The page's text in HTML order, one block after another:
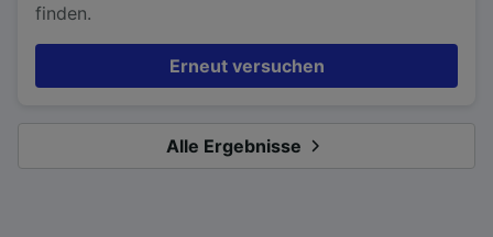
finden.
Erneut versuchen
Alle Ergebnisse